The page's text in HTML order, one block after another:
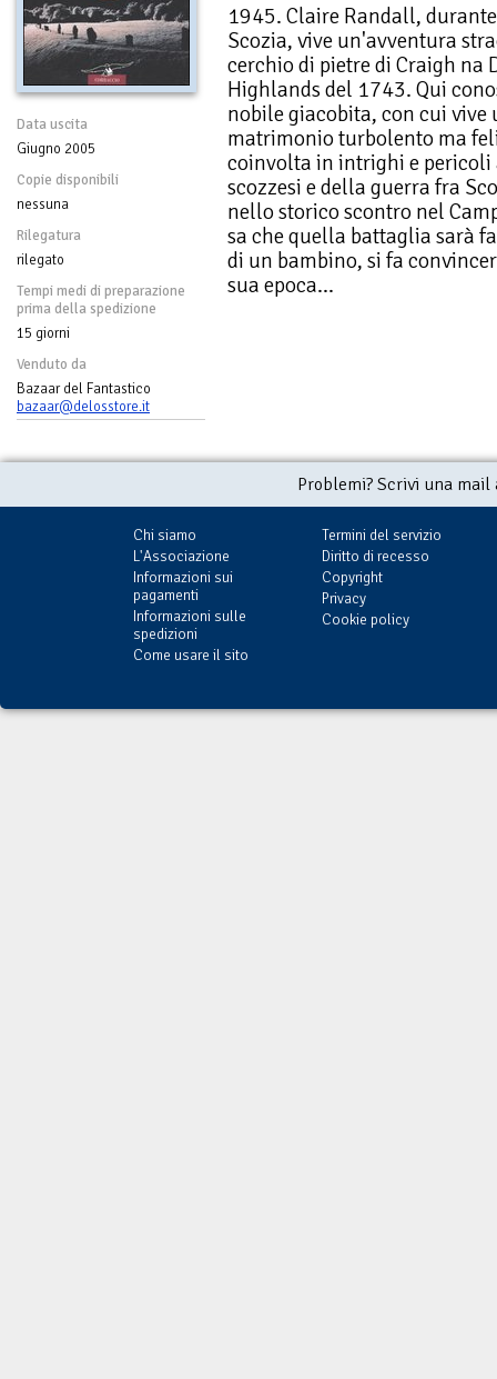
Data uscita
Giugno 2005
Copie disponibili
nessuna
Rilegatura
rilegato
Tempi medi di preparazione
prima della spedizione
15 giorni
Venduto da
Bazaar del Fantastico
bazaar@delosstore.it
1945. Claire Randall,
Scozia, vive un'avventura
cerchio di pietre di Craigh na
Highlands del 1743. Qui
nobile giacobita, con cui
matrimonio turbolento ma
coinvolta in intrighi e
scozzesi e della guerra fra
nello storico scontro nel
sa che quella battaglia sarà
di un bambino, si fa
sua epoca...
Problemi? Scrivi una
Chi siamo
L'Associazione
Informazioni sui
pagamenti
Informazioni sulle
spedizioni
Come usare il sito
Termini del servizio
Diritto di recesso
Copyright
Privacy
Cookie policy